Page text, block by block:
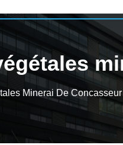
Minerai De